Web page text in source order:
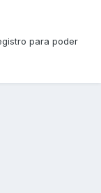
para poder